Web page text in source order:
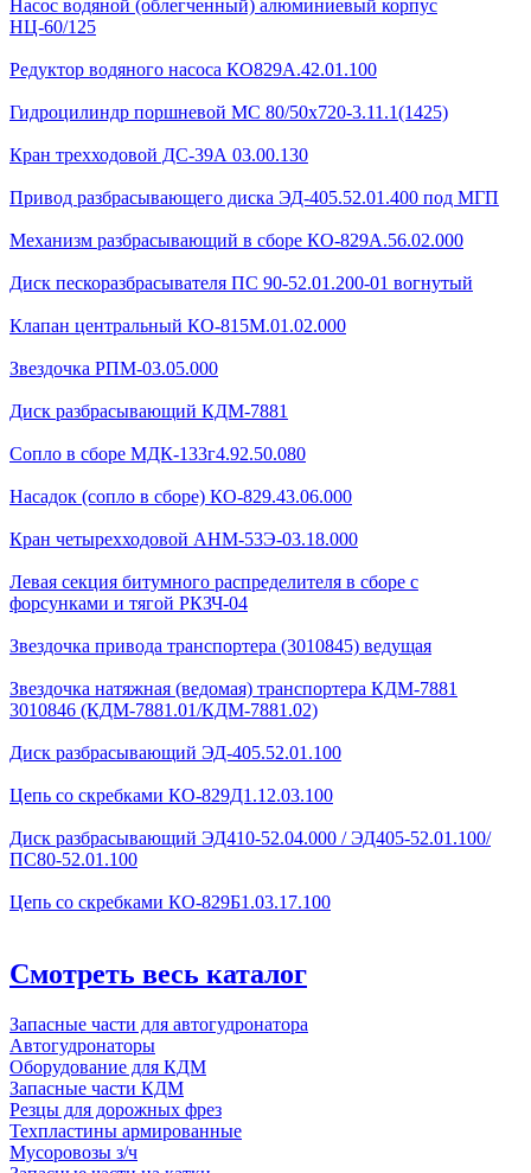
Насос водяной (облегченный) алюминиевый корпус
НЦ-60/125
Редуктор водяного насоса КО829А.42.01.100
Гидроцилиндр поршневой МС 80/50х720-3.11.1(1425)
Кран трехходовой ДС-39А 03.00.130
Привод разбрасывающего диска ЭД-405.52.01.400 под МГП
Механизм разбрасывающий в сборе КО-829А.56.02.000
Диск пескоразбрасывателя ПС 90-52.01.200-01 вогнутый
Клапан центральный КО-815М.01.02.000
Звездочка РПМ-03.05.000
Диск разбрасывающий КДМ-7881
Сопло в сборе МДК-133г4.92.50.080
Насадок (сопло в сборе) КО-829.43.06.000
Кран четырехходовой AHМ-53Э-03.18.000
Левая секция битумного распределителя в сборе с
форсунками и тягой РКЗЧ-04
Звездочка привода транспортера (3010845) ведущая
Звездочка натяжная (ведомая) транспортера КДМ-7881
3010846 (КДМ-7881.01/КДМ-7881.02)
Диск разбрасывающий ЭД-405.52.01.100
Цепь со скребками КО-829Д1.12.03.100
Диск разбрасывающий ЭД410-52.04.000 / ЭД405-52.01.100/
ПС80-52.01.100
Цепь со скребками КО-829Б1.03.17.100
Смотреть весь каталог
Запасные части для автогудронатора
Автогудронаторы
Оборудование для КДМ
Запасные части КДМ
Резцы для дорожных фрез
Техпластины армированные
Мусоровозы з/ч